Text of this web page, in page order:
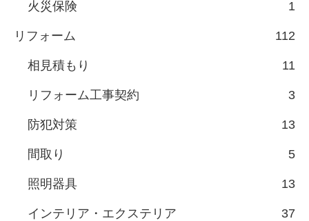
火災保険 1
リフォーム 112
相見積もり 11
リフォーム工事契約 3
防犯対策 13
間取り 5
照明器具 13
インテリア・エクステリア 37